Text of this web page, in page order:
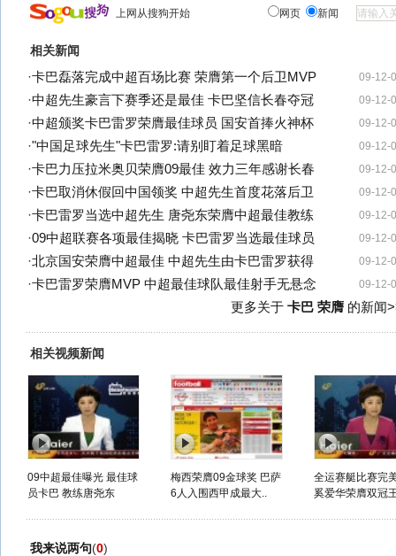
上网从搜狗开始 网页 新闻
相关新闻
09-12-
·卡巴磊落完成中超百场比赛 荣膺第一个后卫MVP
09-12-
·中超先生豪言下赛季还是最佳 卡巴坚信长春夺冠
09-12-
·中超颁奖卡巴雷罗荣膺最佳球员 国安首捧火神杯
09-12-
·"中国足球先生"卡巴雷罗:请别盯着足球黑暗
09-12-
·卡巴力压拉米奥贝荣膺09最佳 效力三年感谢长春
09-12-
·卡巴取消休假回中国领奖 中超先生首度花落后卫
09-12-
·卡巴雷罗当选中超先生 唐尧东荣膺中超最佳教练
09-12-
·09中超联赛各项最佳揭晓 卡巴雷罗当选最佳球员
09-12-
·北京国安荣膺中超最佳 中超先生由卡巴雷罗获得
09-12-
·卡巴雷罗荣膺MVP 中超最佳球队最佳射手无悬念
更多关于 卡巴 荣膺的新闻
相关视频新闻
09中超最佳曝光 最佳球
员卡巴 教练唐尧东
梅西荣膺09金球奖 巴萨
6人入围西甲成最大..
全运赛艇比赛完
奚爱华荣膺双冠
我来说两句(0)